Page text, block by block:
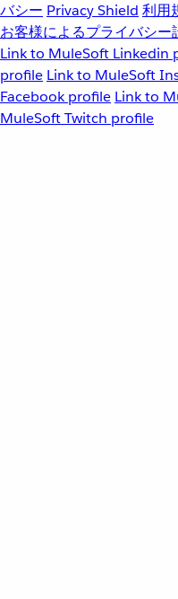
バシー Privacy Shield 利用
お客様によるプライバシー
Link to MuleSoft Linkedin
profile Link to MuleSoft
Facebook profile Link to
MuleSoft Twitch profile